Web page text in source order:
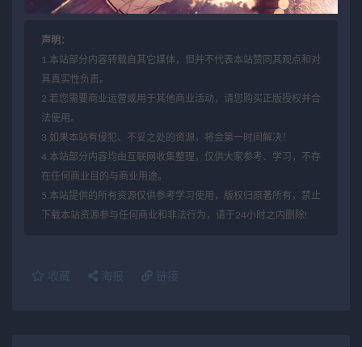
声明：
1.本站部分内容转载自其它媒体，但并不代表本站赞同其观点和对
其真实性负责。
2.若您需要商业运营或用于其他商业活动，请您购买正版授权并合
法使用。
3.如果本站有侵犯、不妥之处的资源，将会第一时间解决！
4.本站部分内容均由互联网收集整理，仅供大家参考、学习，不存
在任何商业目的与商业用途。
5.本站提供的所有资源仅供参考学习使用，版权归原著所有，禁止
下载本站资源参与任何商业和非法行为，请于24小时之内删除!
收藏 海报 链接